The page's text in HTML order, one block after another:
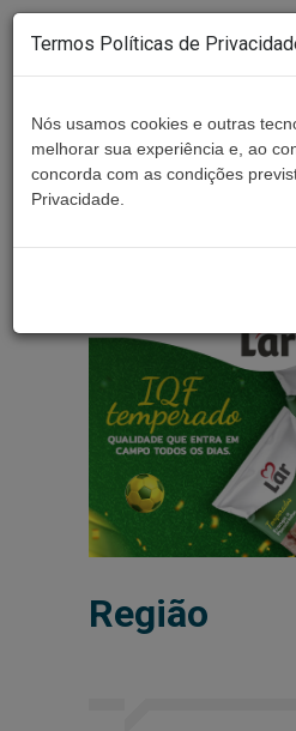
Região
Termos Políticas de
Nós usamos cookies e outras
melhorar sua experiência e, ao
concorda com as condições
Privacidade.